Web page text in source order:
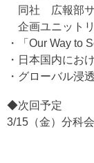
同社 広報部サ
企画ユニット
・「Our Way to
・日本国内にお
・グローバル浸
◆次回予定
3/15（金）分科